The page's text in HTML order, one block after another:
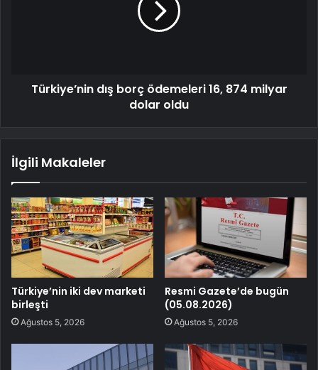
Türkiye’nin dış borç ödemeleri 16, 874 milyar
dolar oldu
İlgili Makaleler
Türkiye’nin iki dev marketi
birleşti
Ağustos 5, 2026
Resmi Gazete’de bugün
(05.08.2026)
Ağustos 5, 2026